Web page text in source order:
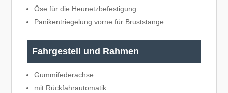
Öse für die Heunetzbefestigung
Panikentriegelung vorne für Bruststange
Fahrgestell und Rahmen
Gummifederachse
mit Rückfahrautomatik